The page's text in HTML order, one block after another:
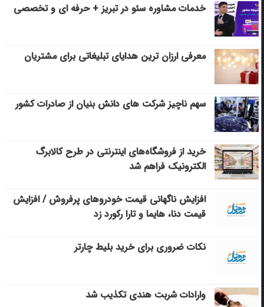
خدمات مشاوره سئو در تبریز + حرفه ای و تخصصی
معرفی ارزان ترین هدایای تبلیغاتی برای مشتریان
سهم ناچیز شرکت های دانش بنیان از صادرات کشور
خرید از فروشگاه‌های اینترنتی در طرح کالابرگ
الکترونیک فراهم شد
افزایش ناگهانی قیمت خودروهای پرفروش / افزایش
قیمت دنا، هایما و تارا رکورد زد
نکات ضروری برای خرید بلیط چارتر
وارادات شربت هندی تکذیب شد